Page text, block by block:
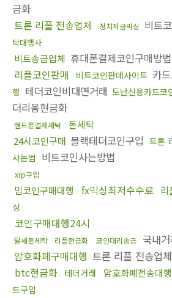
금화
트론 리플 전송업체
정치자금믹싱 비트
탁대행사
비트송금업체 휴대폰결제코인구매방법
리플코인판매
비트코인판매사이트 카
행 테더코인비대면거래 도난신용카드코
더리움현금화
핸드폰결제세탁
돈세탁
24시코인구매 블랙테더코인구입 트론
사는법 비트코인사는방법
xrp구입
밈코인구매대행 fx믹싱최저수수료 리
싱
코인구매대행24시
탈세돈세탁 리플현금화 코인대리송금
국내
암호화폐구매대행 트론 리플 전송업체
btc현금화 테더거래 암호화폐전송대행
드구입